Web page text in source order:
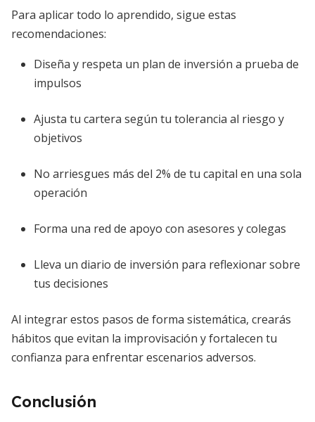
Para aplicar todo lo aprendido, sigue estas
recomendaciones:
Diseña y respeta un plan de inversión a prueba de
impulsos
Ajusta tu cartera según tu tolerancia al riesgo y
objetivos
No arriesgues más del 2% de tu capital en una sola
operación
Forma una red de apoyo con asesores y colegas
Lleva un diario de inversión para reflexionar sobre
tus decisiones
Al integrar estos pasos de forma sistemática, crearás
hábitos que evitan la improvisación y fortalecen tu
confianza para enfrentar escenarios adversos.
Conclusión